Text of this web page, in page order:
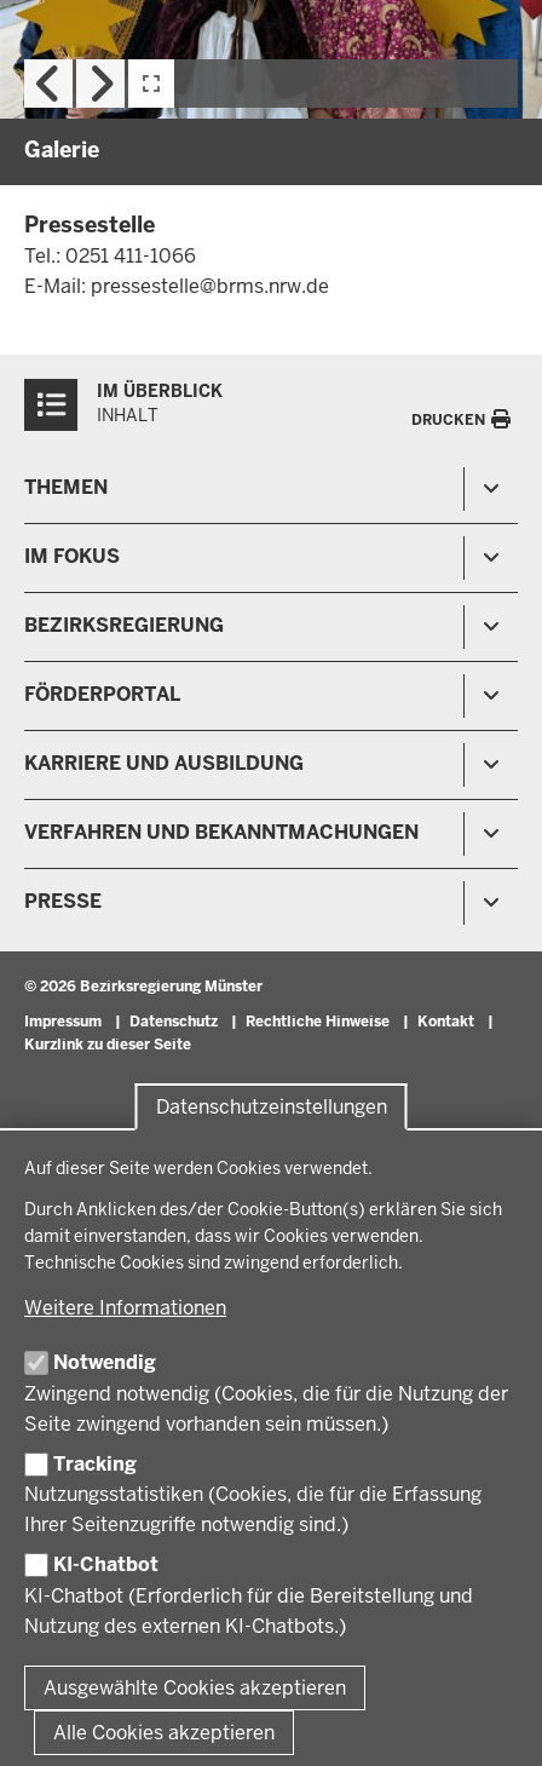
Datenschutzeinstellungen
Auf dieser Seite werden Cookies verwendet.
Durch Anklicken des/der Cookie-Button(s) erklären Sie sich
damit einverstanden, dass wir Cookies verwenden.
Technische Cookies sind zwingend erforderlich.
Weitere Informationen
Notwendig
Zwingend notwendig (Cookies, die für die Nutzung der
Seite zwingend vorhanden sein müssen.)
Tracking
Nutzungsstatistiken (Cookies, die für die Erfassung
Ihrer Seitenzugriffe notwendig sind.)
KI-Chatbot
KI-Chatbot (Erforderlich für die Bereitstellung und
Nutzung des externen KI-Chatbots.)
Ausgewählte Cookies akzeptieren
Alle Cookies akzeptieren
und
rechts
zum
Blättern
der
Galerie
Galerie
Pressestelle
Tel.: 0251 411-1066
E-Mail: pressestelle@brms.nrw.de
Inhalte
IM ÜBERBLICK
INHALT
DRUCKEN
in
der
Fußzeile
THEMEN
Bauen, Planen und Verkehr
Bildung, Schule und Sport
Gesundheit und Soziales
Regionalplanung und Regionalrat
Umwelt und Natur
IM FOKUS
Energiewende in der Region
Zusammenarbeit mit den Niederlanden
BEZIRKSREGIERUNG
Regierungsbezirk Münster
Geschichte und Gegenwart
Behördenleitung
Organisation
FÖRDERPORTAL
KARRIERE UND AUSBILDUNG
Ausbildung
Volljurist:in
Praktikum
VERFAHREN UND BEKANNTMACHUNGEN
Verfahrensübersichten
PRESSE
Pressemitteilungen
Podcast
© 2026 Bezirksregierung Münster
Fußzeile
Impressum Datenschutz Rechtliche Hinweise
Kontakt
Kurzlink zu dieser Seite